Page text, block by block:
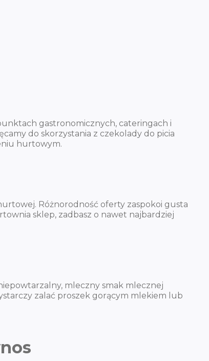
gastronomicznych, cateringach i
do skorzystania z czekolady do picia
hurtowym.
Różnorodność oferty zaspokoi gusta
sklep, zadbasz o nawet najbardziej
mleczny smak mlecznej
zalać proszek gorącym mlekiem lub